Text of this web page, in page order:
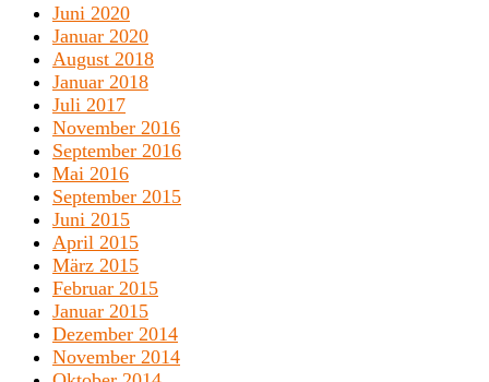
Juni 2020
Januar 2020
August 2018
Januar 2018
Juli 2017
November 2016
September 2016
Mai 2016
September 2015
Juni 2015
April 2015
März 2015
Februar 2015
Januar 2015
Dezember 2014
November 2014